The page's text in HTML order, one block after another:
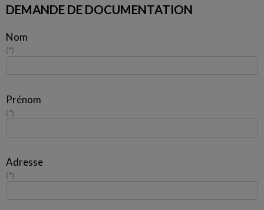
DEMANDE DE DOCUMENTATION
Nom
*
Prénom
*
Adresse
*